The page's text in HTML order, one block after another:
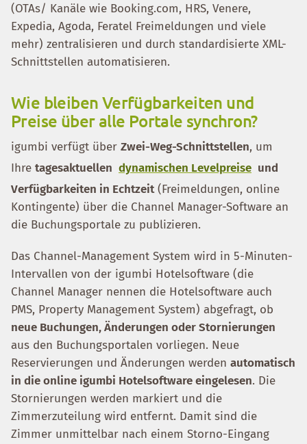
(OTAs/ Kanäle wie Booking.com, HRS, Venere,
Expedia, Agoda, Feratel Freimeldungen und viele
mehr) zentralisieren und durch standardisierte XML-
Schnittstellen automatisieren.
Wie bleiben Verfügbarkeiten und
Preise über alle Portale synchron?
igumbi verfügt über Zwei-Weg-Schnittstellen, um
Ihre tagesaktuellen dynamischen Levelpreise und
Verfügbarkeiten in Echtzeit(Freimeldungen, online
Kontingente) über die Channel Manager-Software an
die Buchungsportale zu publizieren.
Das Channel-Management System wird in 5-Minuten-
Intervallen von der igumbi Hotelsoftware (die
Channel Manager nennen die Hotelsoftware auch
PMS, Property Management System) abgefragt, ob
neue Buchungen, Änderungen oder Stornierungen
aus den Buchungsportalen vorliegen. Neue
Reservierungen und Änderungen werden automatisch
in die online igumbi Hotelsoftware eingelesen. Die
Stornierungen werden markiert und die
Zimmerzuteilung wird entfernt. Damit sind die
Zimmer unmittelbar nach einem Storno-Eingang